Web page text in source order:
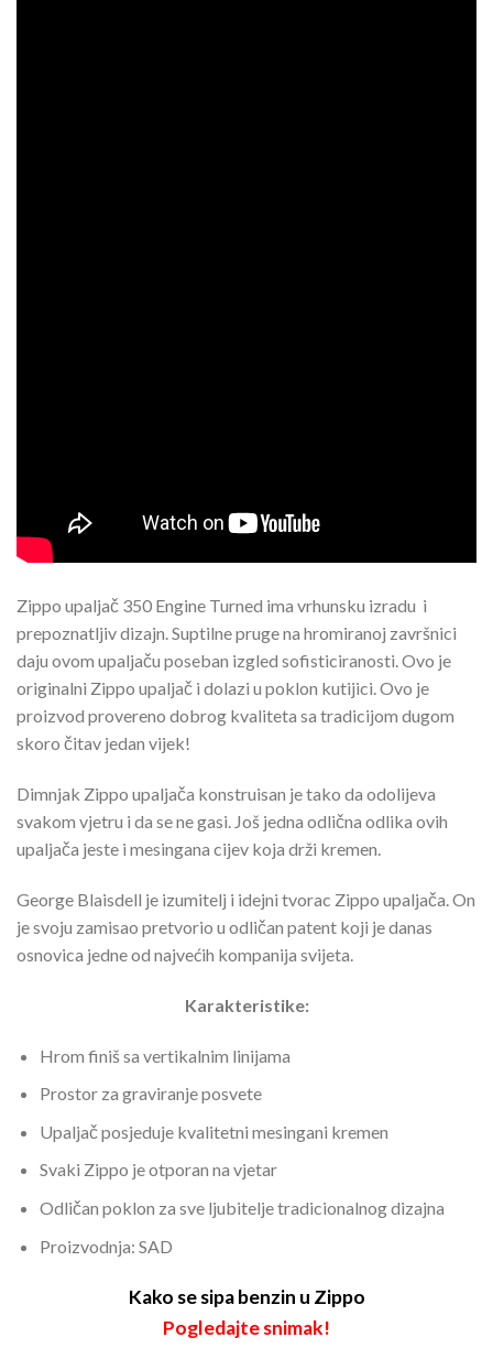
Zippo upaljač 350 Engine Turned ima vrhunsku izradu i
prepoznatljiv dizajn. Suptilne pruge na hromiranoj završnici
daju ovom upaljaču poseban izgled sofisticiranosti. Ovo je
originalni Zippo upaljač i dolazi u poklon kutijici. Ovo je
proizvod provereno dobrog kvaliteta sa tradicijom dugom
skoro čitav jedan vijek!
Dimnjak Zippo upaljača konstruisan je tako da odolijeva
svakom vjetru i da se ne gasi. Još jedna odlična odlika ovih
upaljača jeste i mesingana cijev koja drži kremen.
George Blaisdell je izumitelj i idejni tvorac Zippo upaljača. On
je svoju zamisao pretvorio u odličan patent koji je danas
osnovica jedne od najvećih kompanija svijeta.
Karakteristike:
Hrom finiš sa vertikalnim linijama
Prostor za graviranje posvete
Upaljač posjeduje kvalitetni mesingani kremen
Svaki Zippo je otporan na vjetar
Odličan poklon za sve ljubitelje tradicionalnog dizajna
Proizvodnja: SAD
Kako se sipa benzin u Zippo
Pogledajte snimak!